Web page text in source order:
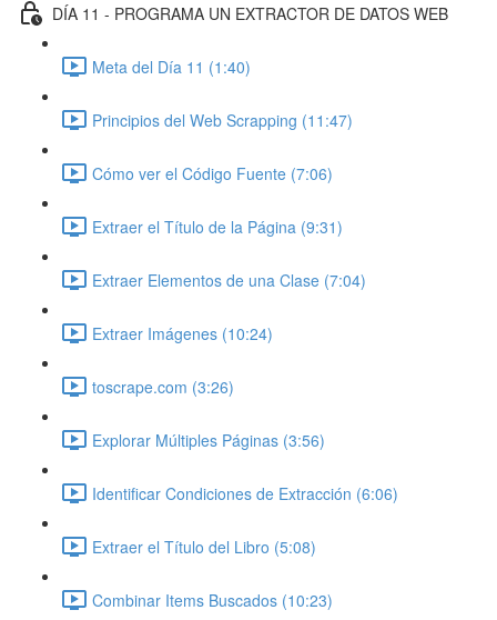
DÍA 11 - PROGRAMA UN EXTRACTOR DE DATOS WEB
Meta del Día 11 (1:40)
Principios del Web Scrapping (11:47)
Cómo ver el Código Fuente (7:06)
Extraer el Título de la Página (9:31)
Extraer Elementos de una Clase (7:04)
Extraer Imágenes (10:24)
toscrape.com (3:26)
Explorar Múltiples Páginas (3:56)
Identificar Condiciones de Extracción (6:06)
Extraer el Título del Libro (5:08)
Combinar Items Buscados (10:23)